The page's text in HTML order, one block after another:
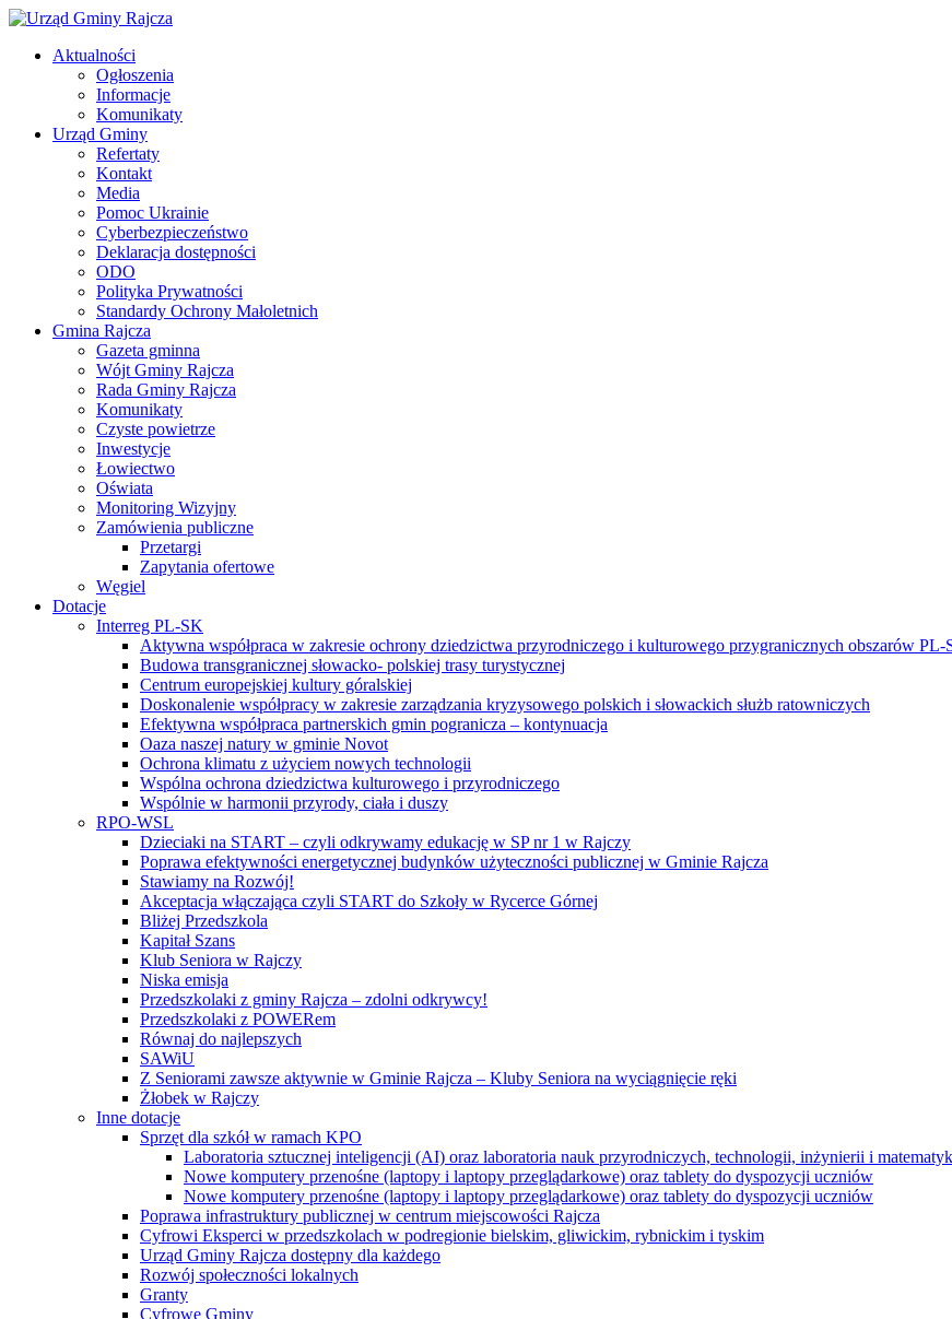
Aktualności
Ogłoszenia
Informacje
Komunikaty
Urząd Gminy
Refertaty
Kontakt
Media
Pomoc Ukrainie
Cyberbezpieczeństwo
Deklaracja dostępności
ODO
Polityka Prywatności
Standardy Ochrony Małoletnich
Gmina Rajcza
Gazeta gminna
Wójt Gminy Rajcza
Rada Gminy Rajcza
Komunikaty
Czyste powietrze
Inwestycje
Łowiectwo
Oświata
Monitoring Wizyjny
Zamówienia publiczne
Przetargi
Zapytania ofertowe
Węgiel
Dotacje
Interreg PL-SK
Aktywna współpraca w zakresie ochrony dziedzictwa przyrodniczego i kulturowego przygranicznych obszarów PL-
Budowa transgranicznej słowacko- polskiej trasy turystycznej
Centrum europejskiej kultury góralskiej
Doskonalenie współpracy w zakresie zarządzania kryzysowego polskich i słowackich służb ratowniczych
Efektywna współpraca partnerskich gmin pogranicza – kontynuacja
Oaza naszej natury w gminie Novot
Ochrona klimatu z użyciem nowych technologii
Wspólna ochrona dziedzictwa kulturowego i przyrodniczego
Wspólnie w harmonii przyrody, ciała i duszy
RPO-WSL
Dzieciaki na START – czyli odkrywamy edukację w SP nr 1 w Rajczy
Poprawa efektywności energetycznej budynków użyteczności publicznej w Gminie Rajcza
Stawiamy na Rozwój!
Akceptacja włączająca czyli START do Szkoły w Rycerce Górnej
Bliżej Przedszkola
Kapitał Szans
Klub Seniora w Rajczy
Niska emisja
Przedszkolaki z gminy Rajcza – zdolni odkrywcy!
Przedszkolaki z POWERem
Równaj do najlepszych
SAWiU
Z Seniorami zawsze aktywnie w Gminie Rajcza – Kluby Seniora na wyciągnięcie ręki
Żłobek w Rajczy
Inne dotacje
Sprzęt dla szkół w ramach KPO
Laboratoria sztucznej inteligencji (AI) oraz laboratoria nauk przyrodniczych, technologii, inżynierii i
Nowe komputery przenośne (laptopy i laptopy przeglądarkowe) oraz tablety do dyspozycji uczniów
Nowe komputery przenośne (laptopy i laptopy przeglądarkowe) oraz tablety do dyspozycji uczniów
Poprawa infrastruktury publicznej w centrum miejscowości Rajcza
Cyfrowi Eksperci w przedszkolach w podregionie bielskim, gliwickim, rybnickim i tyskim
Urząd Gminy Rajcza dostępny dla każdego
Rozwój społeczności lokalnych
Granty
Cyfrowe Gminy